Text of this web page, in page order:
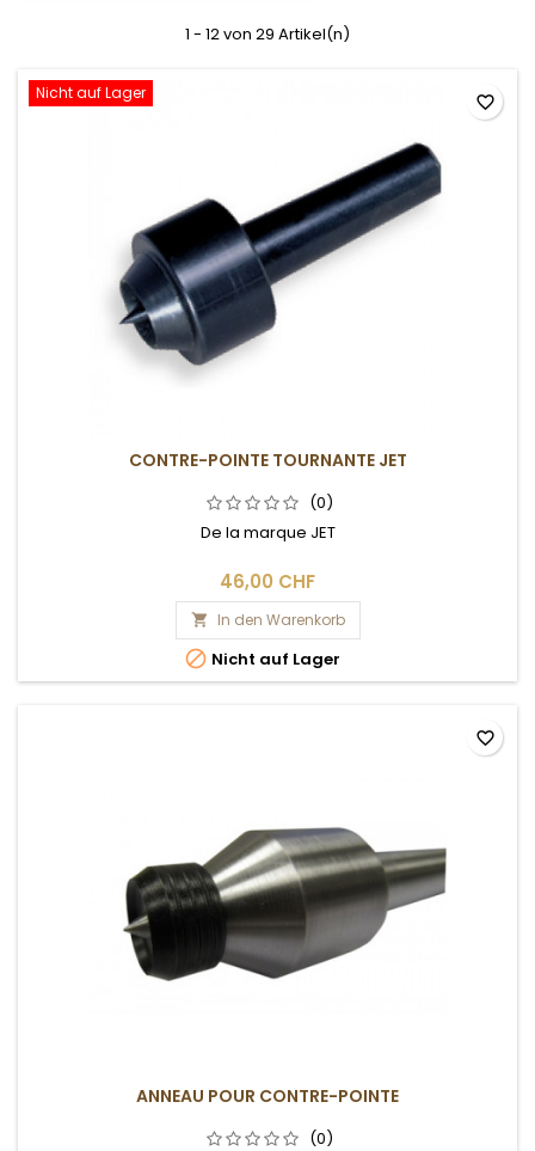
1 - 12 von 29 Artikel(n)
Nicht auf Lager
CONTRE-POINTE TOURNANTE JET
(0)
De la marque JET
46,00 CHF
 In den Warenkorb
 Nicht auf Lager
favorite_border
ANNEAU POUR CONTRE-POINTE
(0)
favorite_border